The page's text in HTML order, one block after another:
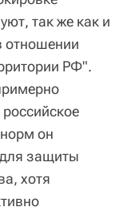
так же как и
отношении
РФ".
он
защиты
хотя